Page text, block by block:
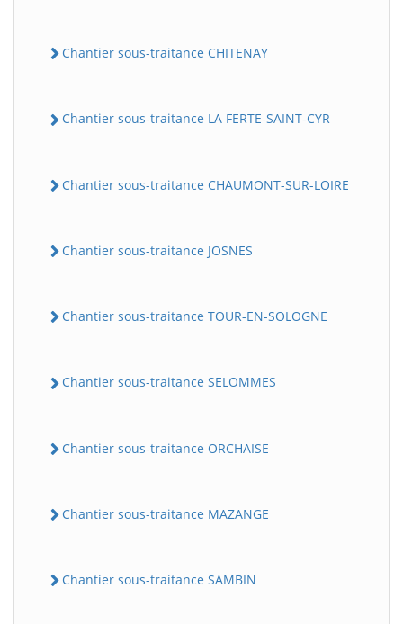
Chantier sous-traitance CHITENAY
Chantier sous-traitance LA FERTE-SAINT-CYR
Chantier sous-traitance CHAUMONT-SUR-LOIRE
Chantier sous-traitance JOSNES
Chantier sous-traitance TOUR-EN-SOLOGNE
Chantier sous-traitance SELOMMES
Chantier sous-traitance ORCHAISE
Chantier sous-traitance MAZANGE
Chantier sous-traitance SAMBIN